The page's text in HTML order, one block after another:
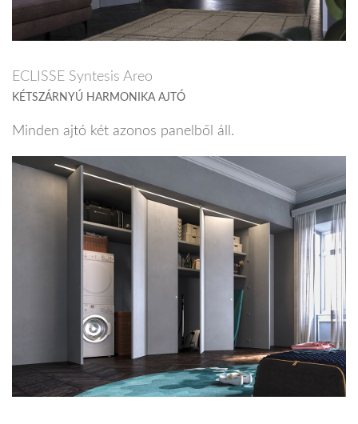
ECLISSE Syntesis Areo
KÉTSZÁRNYÚ HARMONIKA AJTÓ
Minden ajtó két azonos panelből áll.